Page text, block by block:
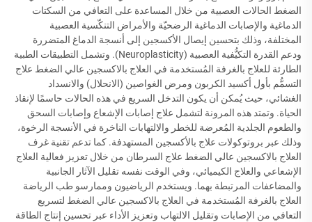
الضغط الحالات العصبية من خلال المساعدة على التعافي من السكتات
الدماغية والإصابات الدماغية الرضحيّة والأمراض التنكّسية العصبية
المختلفة، وذلك بتحسين إيصال الأكسجين إلى أنسجة الدماغ المتضررة
ودعم القدرة التكيُّفية العصبية (Neuroplasticity). وتشمل التطبيقات الطبية
الطارئة للعلاج بالغرفة المُستخدمة في العلاج بالاكسجين عالي الضغط علاج
التسمُّم بأول أكسيد الكربون ومرض الغواصين (الانحلال) والانسداد
الغشائي، حيث يُمكن أن يكون التدخل السريع في هذه الحالات حاسمًا لإنقاذ
الحياة. وتمتد هذه المرونة لتشمل علاج إصابات الإشعاع وإصابات السحق
والطعوم الجلدية المُعرضة للخطر والالتهابات الناخرة في الأنسجة الرخوة،
وذلك عبر بروتوكولات علاج بالأكسجين المستهدفة. كما تدعم تقنية غرف
العلاج بالاكسجين عالي الضغط علاج السرطان من خلال تعزيز فعالية العلاج
الإشعاعي والعلاج الكيميائي، وفي الوقت نفسه تقليل الآثار الجانبية
والمضاعفات المرتبطة بهما. ويستخدم الرياضيون وممارسو طب الرياضة
العلاج بالغرفة المُستخدمة في العلاج بالاكسجين عالي الضغط لتسريع
التعافي من الإصابات وتقليل الالتهاب وتعزيز الأداء عبر تحسين إنتاج الطاقة